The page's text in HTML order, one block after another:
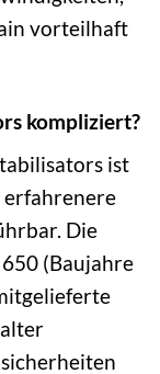
vorteilhaft
kompliziert?
ist
erfahrenere
Die
(Baujahre